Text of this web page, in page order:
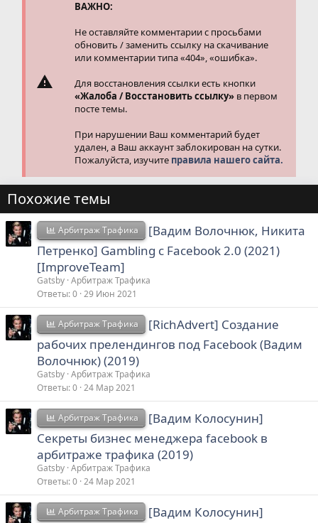
ВАЖНО:
Не оставляйте комментарии с просьбами
обновить / заменить ссылку на скачивание
или комментарии типа «404», «ошибка».
Для восстановления ссылки есть кнопки
«Жалоба / Восстановить ссылку» в первом
посте темы.
При нарушении Ваш комментарий будет
удален, а Ваш аккаунт заблокирован на сутки.
Пожалуйста, изучите правила нашего сайта.
Похожие темы
Арбитраж Трафика
[Вадим Волочнюк, Никита
Петренко] Gambling с Facebook 2.0 (2021)
[ImproveTeam]
Gatsby Арбитраж Трафика
Ответы 0 29 Июн 2021
Арбитраж Трафика
[RichAdvert] Создание
рабочих прелендингов под Facebook (Вадим
Волочнюк) (2019)
Gatsby Арбитраж Трафика
Ответы 0 24 Мар 2021
Арбитраж Трафика
[Вадим Колосунин]
Секреты бизнес менеджера facebook в
арбитраже трафика (2019)
Gatsby Арбитраж Трафика
Ответы 0 24 Мар 2021
Арбитраж Трафика
[Вадим Колосунин]